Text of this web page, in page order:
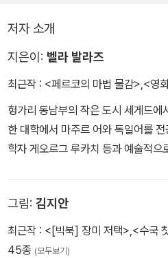
서 병 속에 담는다. 그렇게 페르코만
이였는데….
저자 소개
지은이: 벨라 발라즈
최근작 : <페르코의 마법 물감>,<영
헝가리 동남부의 작은 도시 세게드에
한 대학에서 마주르 어와 독일어를
학자 게오르그 루카치 등과 예술적
리 최고의 예술가에게 수여하는 코슈
로 영화 이론서 『가시적 인간』, 『영
푼짜리 오페라>, <그랜드 호텔>의 시
그림: 김지안
최근작 : <[빅북] 장미 저택>,<수국
45종 (모두보기)